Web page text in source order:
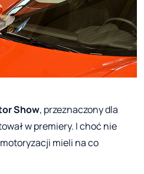
Show, przeznaczony dla
w premiery. I choć nie
mieli na co